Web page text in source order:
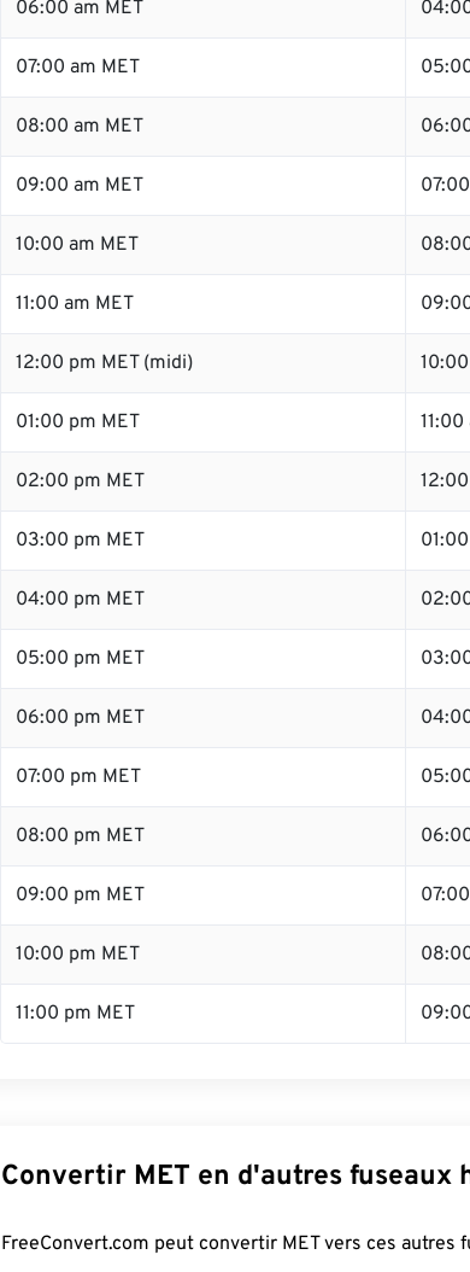
06:00 am MET
07:00 am MET
08:00 am MET
09:00 am MET
10:00 am MET
11:00 am MET
12:00 pm MET (midi)
01:00 pm MET 11:00
02:00 pm MET
03:00 pm MET
04:00 pm MET
05:00 pm MET
06:00 pm MET
07:00 pm MET
08:00 pm MET
09:00 pm MET
10:00 pm MET
11:00 pm MET
Convertir MET en d'autres fuseaux
FreeConvert.com peut convertir MET vers ces autres